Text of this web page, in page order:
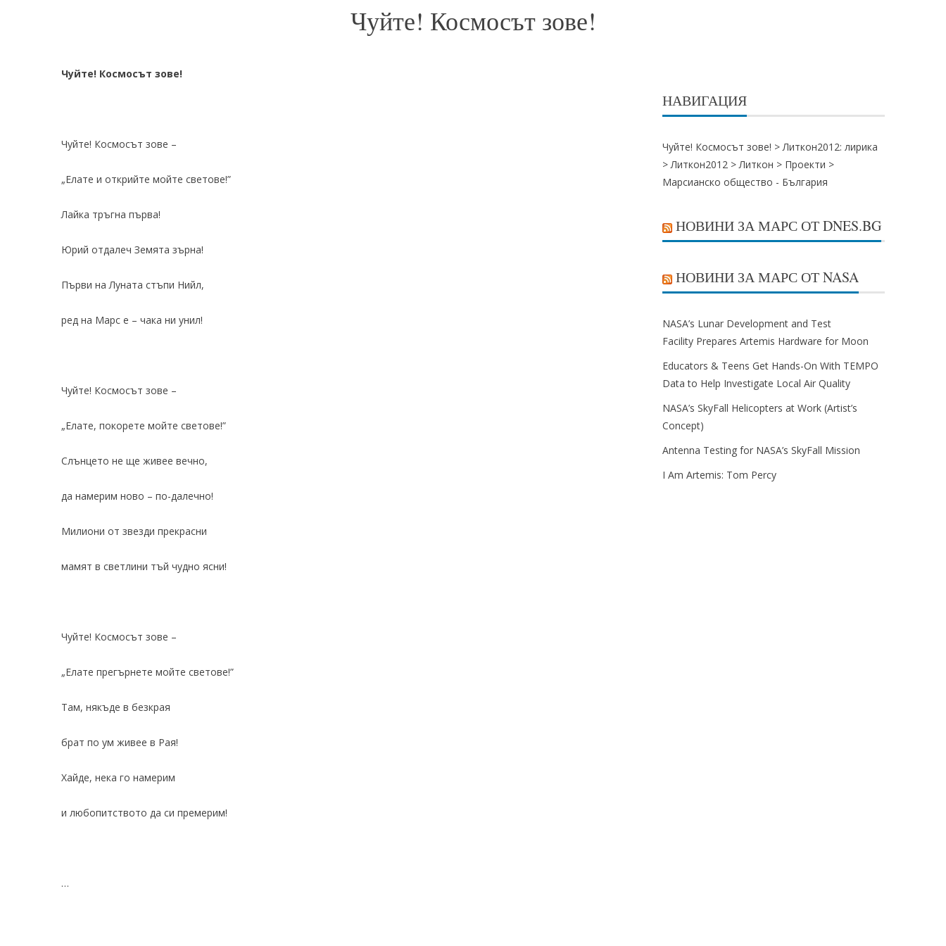
Чуйте! Космосът зове!
Чуйте! Космосът зове!
Чуйте! Космосът зове –
„Елате и открийте мойте светове!”
Лайка тръгна първа!
Юрий отдалеч Земята зърна!
Първи на Луната стъпи Нийл,
ред на Марс е – чака ни унил!
Чуйте! Космосът зове –
„Елате, покорете мойте светове!”
Слънцето не ще живее вечно,
да намерим ново – по-далечно!
Милиони от звезди прекрасни
мамят в светлини тъй чудно ясни!
Чуйте! Космосът зове –
„Елате прегърнете мойте светове!”
Там, някъде в безкрая
брат по ум живее в Рая!
Хайде, нека го намерим
и любопитството да си премерим!
…
НАВИГАЦИЯ
Чуйте! Космосът зове! >Литкон2012: лирика
>Литкон2012 >Литкон > Проекти >
Марсианско общество - България
НОВИНИ ЗА МАРС ОТ DNES.BG
НОВИНИ ЗА МАРС ОТ NASA
NASA’s Lunar Development and Test
Facility Prepares Artemis Hardware for Moon
Educators & Teens Get Hands-On With TEMPO
Data to Help Investigate Local Air Quality
NASA’s SkyFall Helicopters at Work (Artist’s
Concept)
Antenna Testing for NASA’s SkyFall Mission
I Am Artemis: Tom Percy